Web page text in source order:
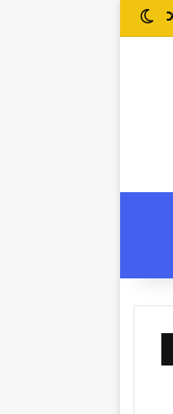
مقال عشوائي
الوضع المظلم